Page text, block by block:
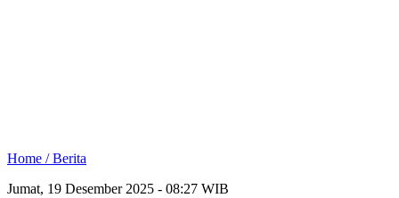
Home /Berita
Jumat, 19 Desember 2025 - 08:27 WIB